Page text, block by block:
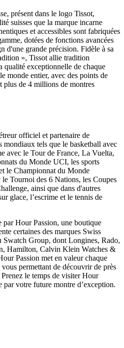
présent dans le logo Tissot,
suisses que la marque incarne
et accessibles sont fabriquées
dotées de fonctions avancées
d'une grande précision. Fidèle à sa
», Tissot allie tradition
qualité exceptionnelle de chaque
monde entier, avec des points de
plus de 4 millions de montres
officiel et partenaire de
mondiaux tels que le basketball avec
avec le Tour de France, La Vuelta,
du Monde UCI, les sports
le Championnat du Monde
Tournoi des 6 Nations, les Coupes
ainsi que dans d'autres
glace, l’escrime et le tennis de
par Hour Passion, une boutique
certaines des marques Swiss
Swatch Group, dont Longines, Rado,
Hamilton, Calvin Klein Watches &
Passion met en valeur chaque
permettant de découvrir de près
le temps de visiter Hour
par votre future montre d’exception.